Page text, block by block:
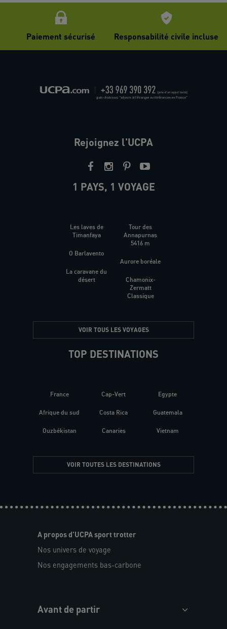
Paiement sécurisé Responsabilité civile incluse
Rejoignez l'UCPA
1 PAYS, 1 VOYAGE
Les laves de
Timanfaya
O Barlavento
La caravane du
désert
Tour des
Annapurnas
5416 m
Aurore boréale
Chamonix-
Zermatt
Classique
VOIR TOUS LES VOYAGES
TOP DESTINATIONS
France
Afrique du sud
Ouzbékistan
Cap-Vert
Costa Rica
Canaries
Egypte
Guatemala
Vietnam
VOIR TOUTES LES DESTINATIONS
A propos d'UCPA sport trotter
Nos univers de voyage
Nos engagements bas-carbone
Avant de partir